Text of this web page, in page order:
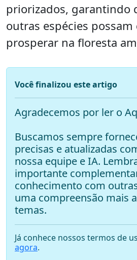
priorizados, garantindo
outras espécies
prosperar na floresta
Você finalizou este artigo
Agradecemos por ler o
Buscamos sempre
precisas e atualizadas
nossa equipe e IA.
importante
conhecimento com
uma compreensão mais
temas.
Já conhece nossos termos de
agora.